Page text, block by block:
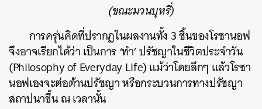
(ขณะมวนบุหรี่)
การครุ่นคิดที่ปรากฏในผลงานทั้ง 3 ชิ้นของโรซานอฟ
จึงอาจเรียกได้ว่า เป็นการ ‘ทำ’ ปรัชญาในชีวิตประจำวัน
(Philosophy of Everyday Life) แม้ว่าโดยลึกๆ แล้วโรซา
นอฟเองจะต่อต้านปรัชญา หรือกระบวนการทางปรัชญา
สถาปนาขึ้น ณ เวลานั้น